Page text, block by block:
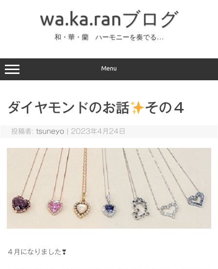
ッ
プ
wa.ka.ranブログ
和・華・蘭 ハーモニーを奏でる…
Menu
ダイヤモンドのお話 その４
投稿者: tsuneyo 2023年4月24日
４月になりました❣